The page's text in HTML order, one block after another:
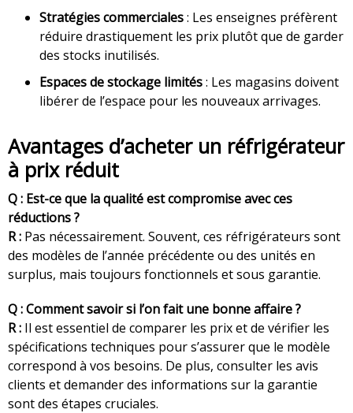
Stratégies commerciales: Les enseignes préfèrent
réduire drastiquement les prix plutôt que de garder
des stocks inutilisés.
Espaces de stockage limités: Les magasins doivent
libérer de l’espace pour les nouveaux arrivages.
Avantages d’acheter un réfrigérateur
à prix réduit
Q : Est-ce que la qualité est compromise avec ces
réductions ?
R : Pas nécessairement. Souvent, ces réfrigérateurs sont
des modèles de l’année précédente ou des unités en
surplus, mais toujours fonctionnels et sous garantie.
Q : Comment savoir si l’on fait une bonne affaire ?
R : Il est essentiel de comparer les prix et de vérifier les
spécifications techniques pour s’assurer que le modèle
correspond à vos besoins. De plus, consulter les avis
clients et demander des informations sur la garantie
sont des étapes cruciales.